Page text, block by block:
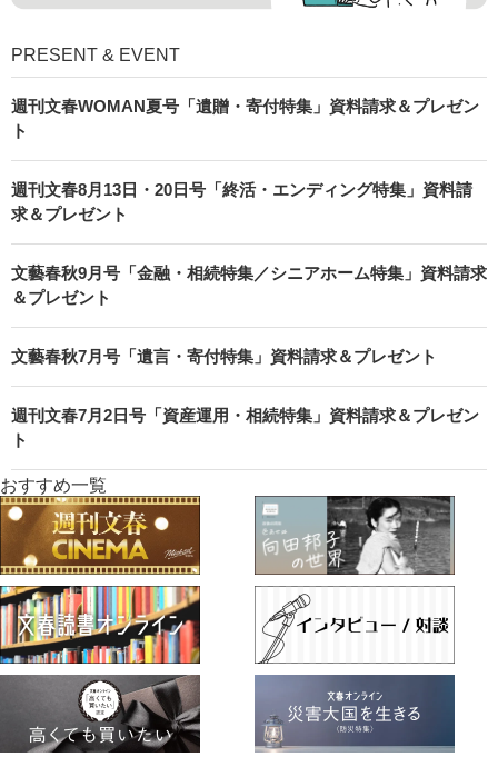
PRESENT & EVENT
週刊文春WOMAN夏号「遺贈・寄付特集」資料請求＆プレゼン
ト
週刊文春8月13日・20日号「終活・エンディング特集」資料請
求＆プレゼント
文藝春秋9月号「金融・相続特集／シニアホーム特集」資料請求
＆プレゼント
文藝春秋7月号「遺言・寄付特集」資料請求＆プレゼント
週刊文春7月2日号「資産運用・相続特集」資料請求＆プレゼン
ト
おすすめ一覧